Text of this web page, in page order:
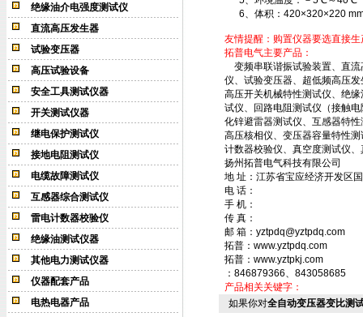
绝缘油介电强度测试仪
直流高压发生器
试验变压器
高压试验设备
安全工具测试仪器
开关测试仪器
继电保护测试仪
接地电阻测试仪
电缆故障测试仪
互感器综合测试仪
雷电计数器校验仪
绝缘油测试仪器
其他电力测试仪器
仪器配套产品
电热电器产品
6、体积：420×320×220
友情提醒：购置仪器要选直接
拓普电气主要产品：
变频串联谐振试验装置、直
仪、试验变压器、超低频高压
高压开关机械特性测试仪、绝
试仪、回路电阻测试仪（接触
化锌避雷器测试仪、互感器特
高压核相仪、变压器容量特性
计数器校验仪、真空度测试仪
扬州拓普电气科技有限公司
地 址：江苏省宝应经济开发区
电 话：
手 机：
传 真：
邮 箱：yztpdq@yztpdq.com
拓普：www.yztpdq.com
拓普：www.yztpkj.com
：846879366、843058685
产品相关关键字：
如果你对全自动变压器变比测